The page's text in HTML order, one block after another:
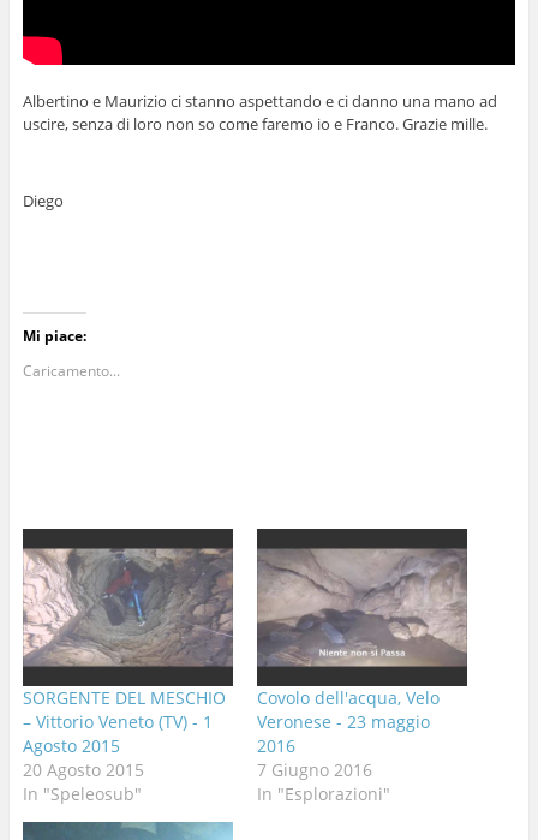
Albertino e Maurizio ci stanno aspettando e ci danno una mano ad
uscire, senza di loro non so come faremo io e Franco. Grazie mille.
Diego
Mi piace:
Caricamento...
SORGENTE DEL MESCHIO
– Vittorio Veneto (TV) - 1
Agosto 2015
20 Agosto 2015
In "Speleosub"
Covolo dell'acqua, Velo
Veronese - 23 maggio
2016
7 Giugno 2016
In "Esplorazioni"